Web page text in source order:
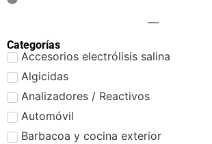
—
Categorías
Accesorios electrólisis salina
Algicidas
Analizadores / Reactivos
Automóvil
Barbacoa y cocina exterior